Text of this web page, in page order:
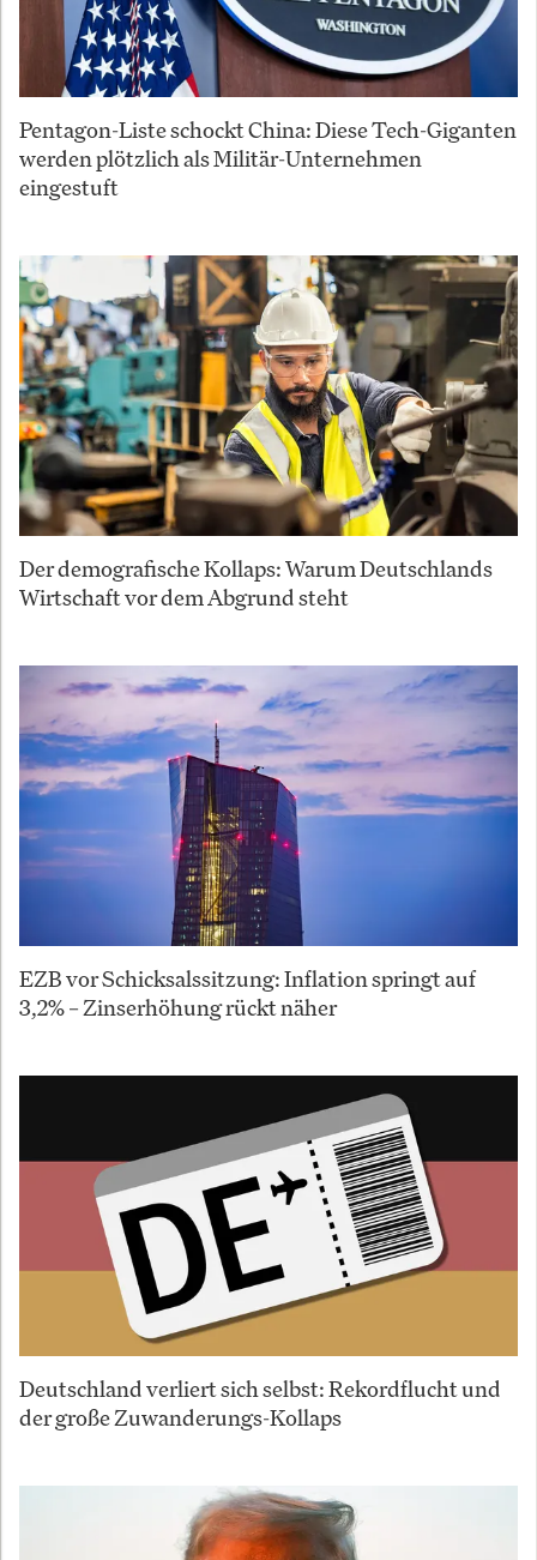
Pentagon-Liste schockt China: Diese Tech-Giganten
werden plötzlich als Militär-Unternehmen
eingestuft
Der demografische Kollaps: Warum Deutschlands
Wirtschaft vor dem Abgrund steht
EZB vor Schicksalssitzung: Inflation springt auf
3,2% – Zinserhöhung rückt näher
Deutschland verliert sich selbst: Rekordflucht und
der große Zuwanderungs-Kollaps